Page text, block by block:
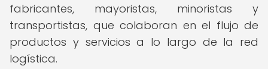
fabricantes, mayoristas, minoristas y
transportistas, que colaboran en el flujo de
productos y servicios a lo largo de la red
logística.